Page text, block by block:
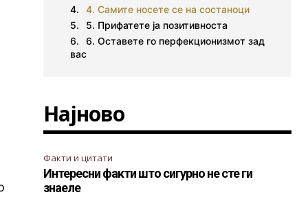
4. Самите носете се на состаноци
5. Прифатете ја позитивноста
6. Оставете го перфекционизмот зад
вас
Најново
Факти и цитати
Интересни факти што сигурно не сте ги
знаеле